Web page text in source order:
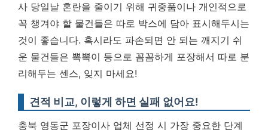
사 당일날 혼란을 줄이기 위해 귀중품이나 개인적으로
꼭 챙겨야 할 물건들은 따로 박스에 담아 표시해두시는
것이 좋습니다. 혹시라도 파손되면 안 되는 깨지기 쉬
운 물건들은 뽁뽁이 등으로 꼼꼼하게 포장해서 따로 분
리해두는 센스, 잊지 마세요!
견적 비교, 이렇게 하면 실패 없어요!
충북 영동군 포장이사 업체 선정 시 가장 중요한 단계